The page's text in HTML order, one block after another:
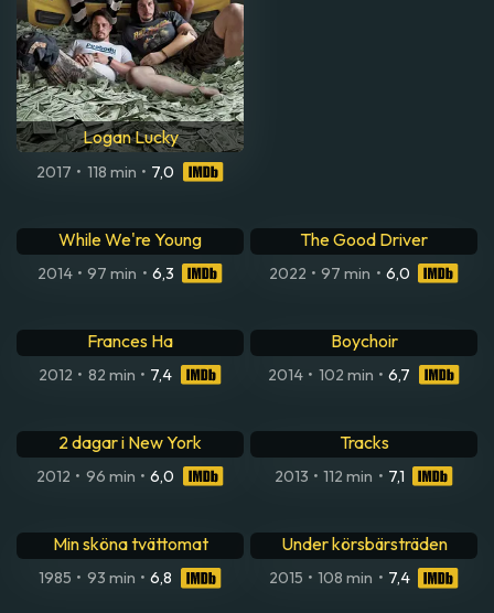
Logan Lucky
2017 • 118 min • 7,0
While We're Young
2014 • 97 min • 6,3
The Good Driver
2022 • 97 min • 6,0
Frances Ha
2012 • 82 min • 7,4
Boychoir
2014 • 102 min • 6,7
2 dagar i New York
2012 • 96 min • 6,0
Tracks
2013 • 112 min • 7,1
Min sköna tvättomat
1985 • 93 min • 6,8
Under körsbärsträden
2015 • 108 min • 7,4